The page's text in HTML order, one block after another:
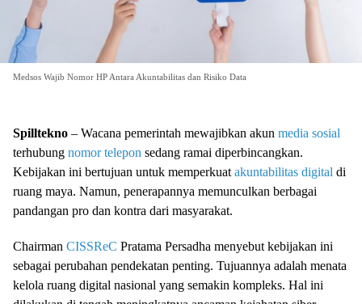
Medsos Wajib Nomor HP Antara Akuntabilitas dan Risiko Data
Spilltekno – Wacana pemerintah mewajibkan akun media sosial
terhubung nomor telepon sedang ramai diperbincangkan.
Kebijakan ini bertujuan untuk memperkuat akuntabilitas digital di
ruang maya. Namun, penerapannya memunculkan berbagai
pandangan pro dan kontra dari masyarakat.
Chairman CISSReC Pratama Persadha menyebut kebijakan ini
sebagai perubahan pendekatan penting. Tujuannya adalah menata
kelola ruang digital nasional yang semakin kompleks. Hal ini